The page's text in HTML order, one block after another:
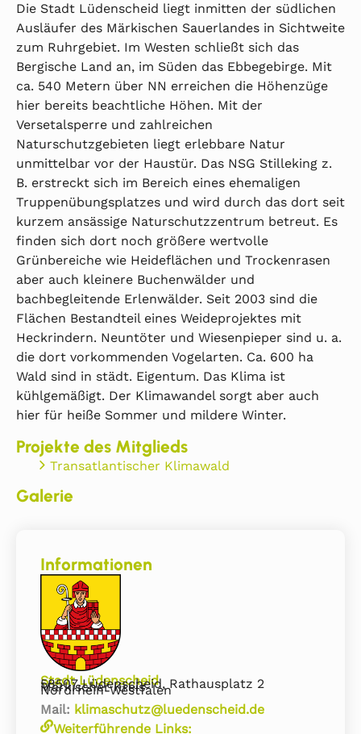
Die Stadt Lüdenscheid liegt inmitten der südlichen
Ausläufer des Märkischen Sauerlandes in Sichtweite
zum Ruhrgebiet. Im Westen schließt sich das
Bergische Land an, im Süden das Ebbegebirge. Mit
ca. 540 Metern über NN erreichen die Höhenzüge
hier bereits beachtliche Höhen. Mit der
Versetalsperre und zahlreichen
Naturschutzgebieten liegt erlebbare Natur
unmittelbar vor der Haustür. Das NSG Stilleking z.
B. erstreckt sich im Bereich eines ehemaligen
Truppenübungsplatzes und wird durch das dort seit
kurzem ansässige Naturschutzzentrum betreut. Es
finden sich dort noch größere wertvolle
Grünbereiche wie Heideflächen und Trockenrasen
aber auch kleinere Buchenwälder und
bachbegleitende Erlenwälder. Seit 2003 sind die
Flächen Bestandteil eines Weideprojektes mit
Heckrindern. Neuntöter und Wiesenpieper sind u. a.
die dort vorkommenden Vogelarten. Ca. 600 ha
Wald sind in städt. Eigentum. Das Klima ist
kühlgemäßigt. Der Klimawandel sorgt aber auch
hier für heiße Sommer und mildere Winter.
Projekte des Mitglieds
Transatlantischer Klimawald
Galerie
Informationen
Stadt Lüdenscheid
58507 Lüdenscheid, Rathausplatz 2
Märkischer Kreis
Nordrhein-Westfalen
Mail: klimaschutz@luedenscheid.de
Weiterführende Links: